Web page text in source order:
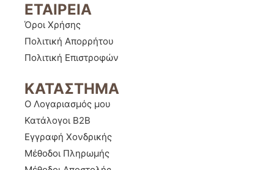
ΕΤΑΙΡΕΙΑ
Όροι Χρήσης
Πολιτική Απορρήτου
Πολιτική Επιστροφών
ΚΑΤΑΣΤΗΜΑ
Ο Λογαριασμός μου
Κατάλογοι B2B
Εγγραφή Χονδρικής
Μέθοδοι Πληρωμής